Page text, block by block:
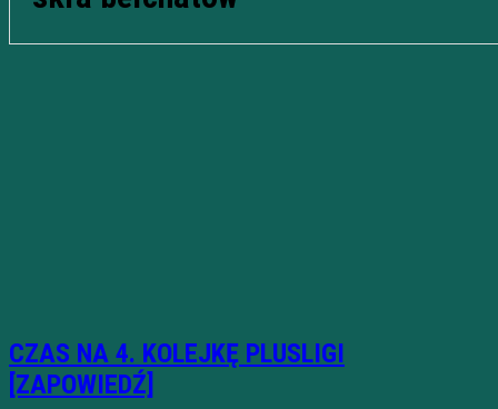
CZAS NA 4. KOLEJKĘ PLUSLIGI
[ZAPOWIEDŹ]